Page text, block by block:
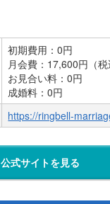
初期費用：0円
月会費：17,600円（税
お見合い料：0円
成婚料：0円
https://ringbell-
公式サイトを見る